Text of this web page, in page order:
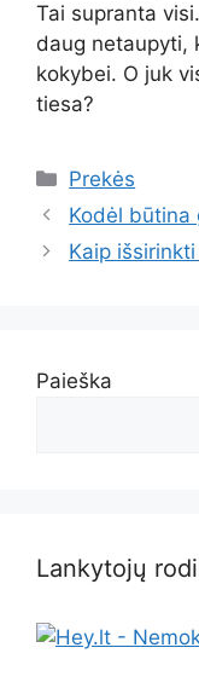
Tai supranta
daug netaupyti,
kokybei. O juk
tiesa?
Kategorijos
Prekės
Kodėl būtina
Kaip
Paieška
Lankytojų